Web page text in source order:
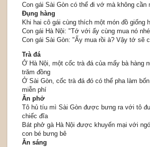
Con gái Sài Gòn có thể đi vớ mà không cần
Đụng hàng
Khi hai cô gái cùng thích một món đồ giống
Con gái Hà Nội: "Tớ với ấy cùng mua nó
Con gái Sài Gòn: "Ấy mua rồi à? Vậy tớ sẽ
Trà đá
Ở Hà Nội, một cốc trà đá của mấy bà hàng
trăm đồng
Ở Sài Gòn, cốc trà đá đó có thể pha làm
miễn phí
Ăn phở
Tô hủ tíu mì Sài Gòn được bưng ra với tô
chiếc đĩa
Bát phở gà Hà Nội được khuyến mại với
con bé bưng bê
Ăn sáng